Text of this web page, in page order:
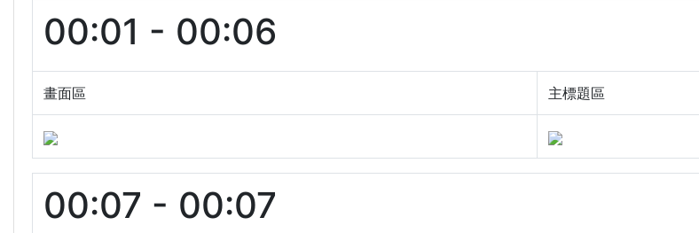
00:01 - 00:06
畫面區 主標題區
00:07 - 00:07